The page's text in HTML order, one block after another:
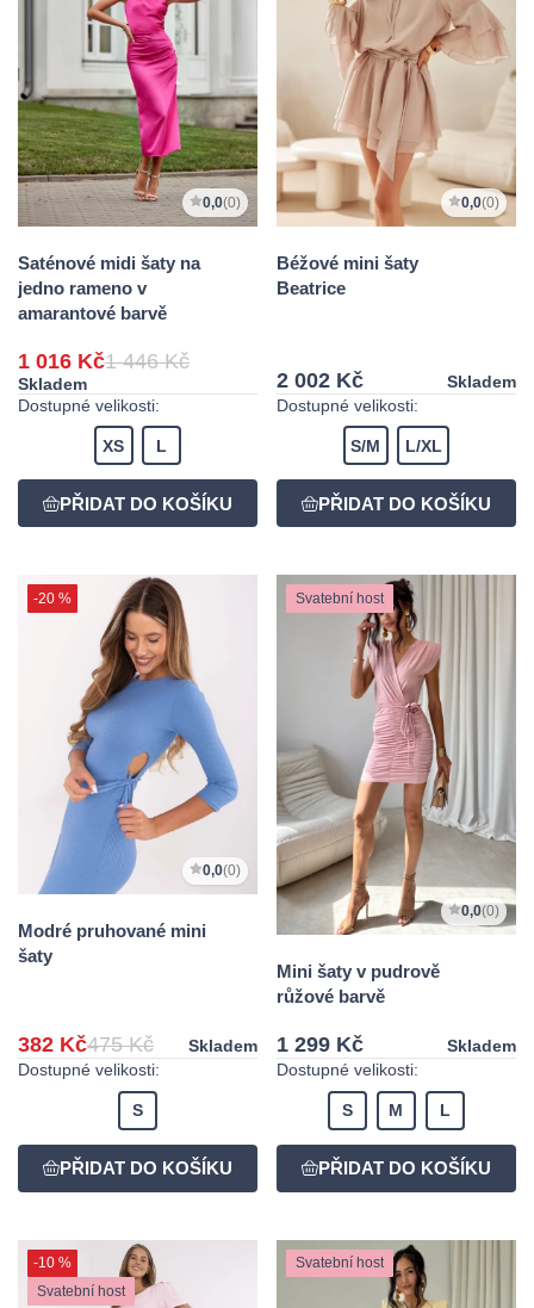
0,0(0)
Saténové midi šaty na
jedno rameno v
amarantové barvě
1 016 Kč1 446 Kč
Skladem
Dostupné velikosti:
XS L
0,0(0)
Béžové mini šaty
Beatrice
2 002 Kč
Skladem
Dostupné velikosti:
S/M L/XL
-20 %
0,0(0)
Modré pruhované mini
šaty
382 Kč475 Kč
Skladem
Dostupné velikosti:
S
Svatební host
0,0(0)
Mini šaty v pudrově
růžové barvě
1 299 Kč
Skladem
Dostupné velikosti:
S M L
-10 %
Svatební host
Svatební host